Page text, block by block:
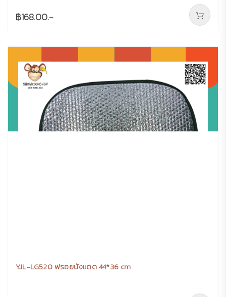
฿168.00.-
YJL-LG520 ฟรอยบังแดด 44*36 cm